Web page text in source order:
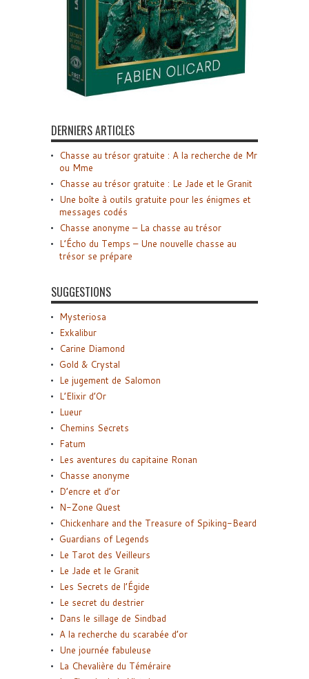
DERNIERS ARTICLES
Chasse au trésor gratuite : A la recherche de Mr
ou Mme
Chasse au trésor gratuite : Le Jade et le Granit
Une boîte à outils gratuite pour les énigmes et
messages codés
Chasse anonyme – La chasse au trésor
L’Écho du Temps – Une nouvelle chasse au
trésor se prépare
SUGGESTIONS
Mysteriosa
Exkalibur
Carine Diamond
Gold & Crystal
Le jugement de Salomon
L’Elixir d’Or
Lueur
Chemins Secrets
Fatum
Les aventures du capitaine Ronan
Chasse anonyme
D’encre et d’or
N-Zone Quest
Chickenhare and the Treasure of Spiking-Beard
Guardians of Legends
Le Tarot des Veilleurs
Le Jade et le Granit
Les Secrets de l’Égide
Le secret du destrier
Dans le sillage de Sindbad
A la recherche du scarabée d’or
Une journée fabuleuse
La Chevalière du Téméraire